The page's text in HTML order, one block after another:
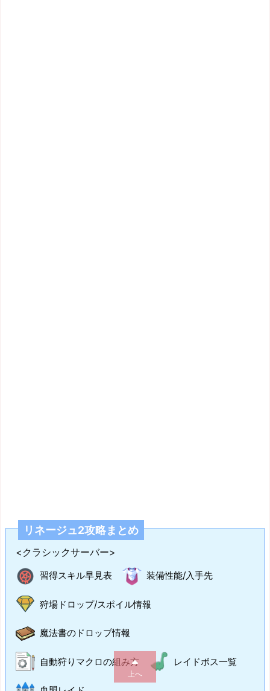
リネージュ2攻略まとめ
<クラシックサーバー>
習得スキル早見表 装備性能/入手先
狩場ドロップ/スポイル情報
魔法書のドロップ情報
自動狩りマクロの組み方 レイドボス一覧
上へ